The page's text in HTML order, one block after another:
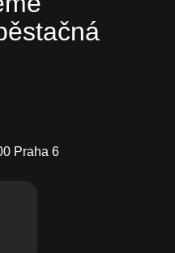
Praha 6